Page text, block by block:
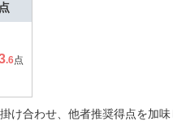
.6点
合わせ、他者推奨得点を加味